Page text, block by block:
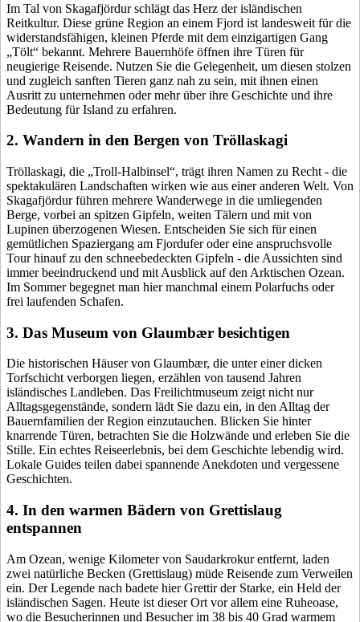
Im Tal von Skagafjördur schlägt das Herz der isländischen
Reitkultur. Diese grüne Region an einem Fjord ist landesweit für die
widerstandsfähigen, kleinen Pferde mit dem einzigartigen Gang
„Tölt“ bekannt. Mehrere Bauernhöfe öffnen ihre Türen für
neugierige Reisende. Nutzen Sie die Gelegenheit, um diesen stolzen
und zugleich sanften Tieren ganz nah zu sein, mit ihnen einen
Ausritt zu unternehmen oder mehr über ihre Geschichte und ihre
Bedeutung für Island zu erfahren.
2. Wandern in den Bergen von Tröllaskagi
Tröllaskagi, die „Troll-Halbinsel“, trägt ihren Namen zu Recht - die
spektakulären Landschaften wirken wie aus einer anderen Welt. Von
Skagafjördur führen mehrere Wanderwege in die umliegenden
Berge, vorbei an spitzen Gipfeln, weiten Tälern und mit von
Lupinen überzogenen Wiesen. Entscheiden Sie sich für einen
gemütlichen Spaziergang am Fjordufer oder eine anspruchsvolle
Tour hinauf zu den schneebedeckten Gipfeln - die Aussichten sind
immer beeindruckend und mit Ausblick auf den Arktischen Ozean.
Im Sommer begegnet man hier manchmal einem Polarfuchs oder
frei laufenden Schafen.
3. Das Museum von Glaumbær besichtigen
Die historischen Häuser von Glaumbær, die unter einer dicken
Torfschicht verborgen liegen, erzählen von tausend Jahren
isländisches Landleben. Das Freilichtmuseum zeigt nicht nur
Alltagsgegenstände, sondern lädt Sie dazu ein, in den Alltag der
Bauernfamilien der Region einzutauchen. Blicken Sie hinter
knarrende Türen, betrachten Sie die Holzwände und erleben Sie die
Stille. Ein echtes Reiseerlebnis, bei dem Geschichte lebendig wird.
Lokale Guides teilen dabei spannende Anekdoten und vergessene
Geschichten.
4. In den warmen Bädern von Grettislaug
entspannen
Am Ozean, wenige Kilometer von Saudarkrokur entfernt, laden
zwei natürliche Becken (Grettislaug) müde Reisende zum Verweilen
ein. Der Legende nach badete hier Grettir der Starke, ein Held der
isländischen Sagen. Heute ist dieser Ort vor allem eine Ruheoase,
wo die Besucherinnen und Besucher im 38 bis 40 Grad warmem